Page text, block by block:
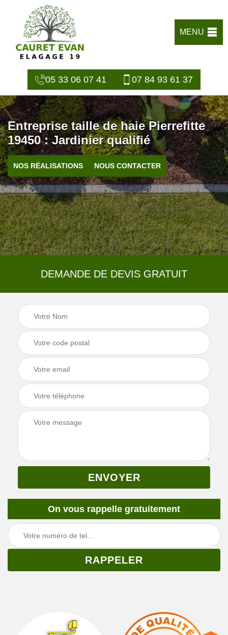
MENU
05 33 06 07 41 07 84 93 61 37
Entreprise taille de haie Pierrefitte
19450 : Jardinier qualifié
NOS RÉALISATIONS NOUS CONTACTER
DEMANDE DE DEVIS GRATUIT
On vous rappelle gratuitement